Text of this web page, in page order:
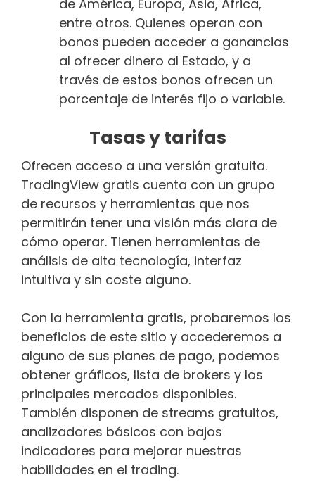
de América, Europa, Asia, África,
entre otros. Quienes operan con
bonos pueden acceder a ganancias
al ofrecer dinero al Estado, y a
través de estos bonos ofrecen un
porcentaje de interés fijo o variable.
Tasas y tarifas
Ofrecen acceso a una versión gratuita.
TradingView gratis cuenta con un grupo
de recursos y herramientas que nos
permitirán tener una visión más clara de
cómo operar. Tienen herramientas de
análisis de alta tecnología, interfaz
intuitiva y sin coste alguno.
Con la herramienta gratis, probaremos los
beneficios de este sitio y accederemos a
alguno de sus planes de pago, podemos
obtener gráficos, lista de brokers y los
principales mercados disponibles.
También disponen de streams gratuitos,
analizadores básicos con bajos
indicadores para mejorar nuestras
habilidades en el trading.